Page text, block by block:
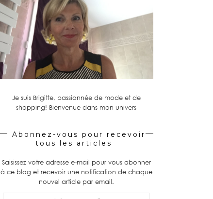
Je suis Brigitte, passionnée de mode et de
shopping! Bienvenue dans mon univers
Abonnez-vous pour recevoir
tous les articles
Saisissez votre adresse e-mail pour vous abonner
à ce blog et recevoir une notification de chaque
nouvel article par email.